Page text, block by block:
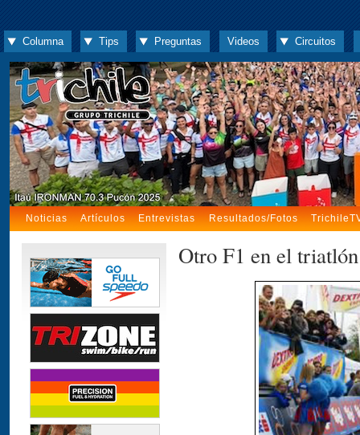
Columna Tips Preguntas Videos Circuitos
Noticias Artículos Entrevistas Resultados/Fotos
Otro F1 en el triatlón